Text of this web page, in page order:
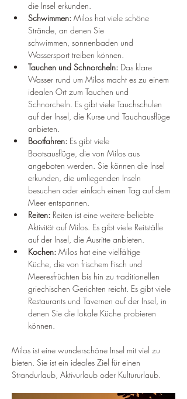
die Insel erkunden.
Schwimmen: Milos hat viele schöne
Strände, an denen Sie
schwimmen, sonnenbaden und
Wassersport treiben können.
Tauchen und Schnorcheln: Das klare
Wasser rund um Milos macht es zu einem
idealen Ort zum Tauchen und
Schnorcheln. Es gibt viele Tauchschulen
auf der Insel, die Kurse und Tauchausflüge
anbieten.
Bootfahren: Es gibt viele
Bootsausflüge, die von Milos aus
angeboten werden. Sie können die Insel
erkunden, die umliegenden Inseln
besuchen oder einfach einen Tag auf dem
Meer entspannen.
Reiten: Reiten ist eine weitere beliebte
Aktivität auf Milos. Es gibt viele Reitställe
auf der Insel, die Ausritte anbieten.
Kochen: Milos hat eine vielfältige
Küche, die von frischem Fisch und
Meeresfrüchten bis hin zu traditionellen
griechischen Gerichten reicht. Es gibt viele
Restaurants und Tavernen auf der Insel, in
denen Sie die lokale Küche probieren
können.
Milos ist eine wunderschöne Insel mit viel zu
bieten. Sie ist ein ideales Ziel für einen
Strandurlaub, Aktivurlaub oder Kultururlaub.